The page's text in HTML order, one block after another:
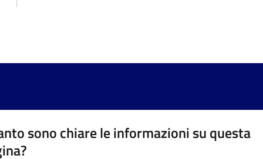
sono chiare le informazioni su questa